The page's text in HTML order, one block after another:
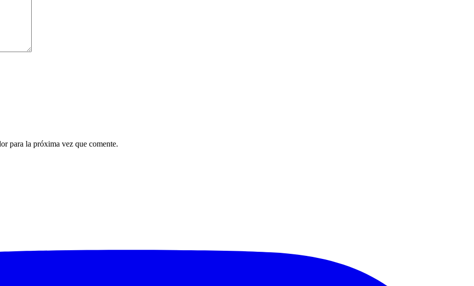
para la próxima vez que comente.